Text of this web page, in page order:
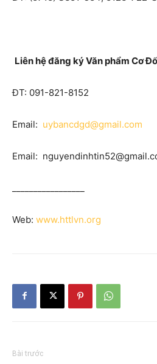
Liên hệ đăng ký Văn phẩm Cơ
ĐT: 091-821-8152
Email: uybancdgd@gmail.com
Email:
Web: www.httlvn.org
Bài trước